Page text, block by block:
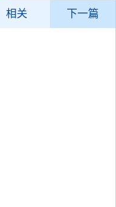
相关 下一篇